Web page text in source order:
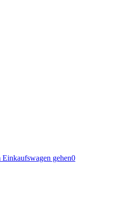
Einkaufswagen gehen0